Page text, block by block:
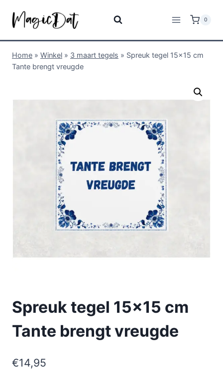
0
Home » Winkel » 3 maart tegels » Spreuk tegel 15×15 cm
Tante brengt vreugde
Spreuk tegel 15×15 cm
Tante brengt vreugde
€14,95